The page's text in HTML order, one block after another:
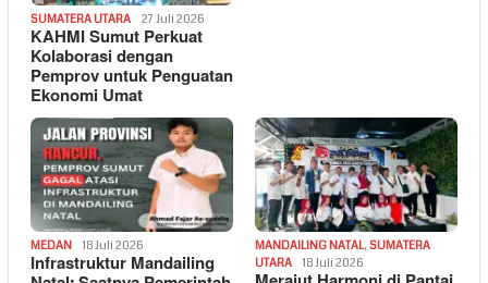
SUMATERA UTARA 27 Juli 2026
KAHMI Sumut Perkuat
Kolaborasi dengan
Pemprov untuk Penguatan
Ekonomi Umat
MEDAN 18 Juli 2026
Infrastruktur Mandailing
MANDAILING NATAL, SUMATERA
UTARA
18 Juli 2026